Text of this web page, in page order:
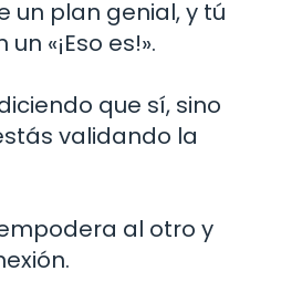
un plan genial, y tú
«¡Eso es!».
que sí, sino
validando la
empodera al otro y